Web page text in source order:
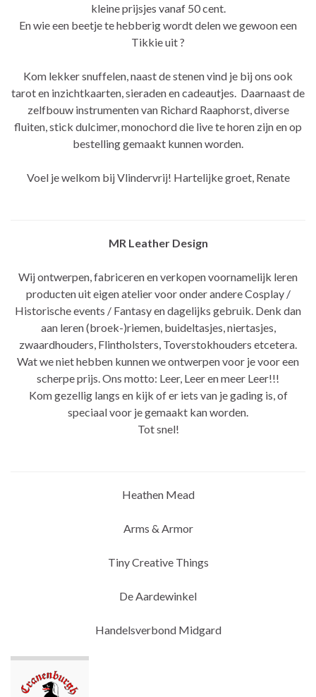
kleine prijsjes vanaf 50 cent.
En wie een beetje te hebberig wordt delen we gewoon een
Tikkie uit ?
Kom lekker snuffelen, naast de stenen vind je bij ons ook
tarot en inzichtkaarten, sieraden en cadeautjes. Daarnaast de
zelfbouw instrumenten van Richard Raaphorst, diverse
fluiten, stick dulcimer, monochord die live te horen zijn en op
bestelling gemaakt kunnen worden.
Voel je welkom bij Vlindervrij! Hartelijke groet, Renate
MR Leather Design
Wij ontwerpen, fabriceren en verkopen voornamelijk leren
producten uit eigen atelier voor onder andere Cosplay /
Historische events / Fantasy en dagelijks gebruik. Denk dan
aan leren (broek-)riemen, buideltasjes, niertasjes,
zwaardhouders, Flintholsters, Toverstokhouders etcetera.
Wat we niet hebben kunnen we ontwerpen voor je voor een
scherpe prijs. Ons motto: Leer, Leer en meer Leer!!!
Kom gezellig langs en kijk of er iets van je gading is, of
speciaal voor je gemaakt kan worden.
Tot snel!
Heathen Mead
Arms & Armor
Tiny Creative Things
De Aardewinkel
Handelsverbond Midgard